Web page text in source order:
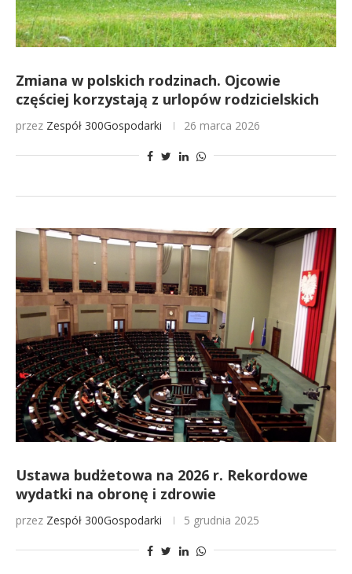
Zmiana w polskich rodzinach. Ojcowie
częściej korzystają z urlopów rodzicielskich
przez Zespół 300Gospodarki 26 marca 2026
Ustawa budżetowa na 2026 r. Rekordowe
wydatki na obronę i zdrowie
przez Zespół 300Gospodarki 5 grudnia 2025